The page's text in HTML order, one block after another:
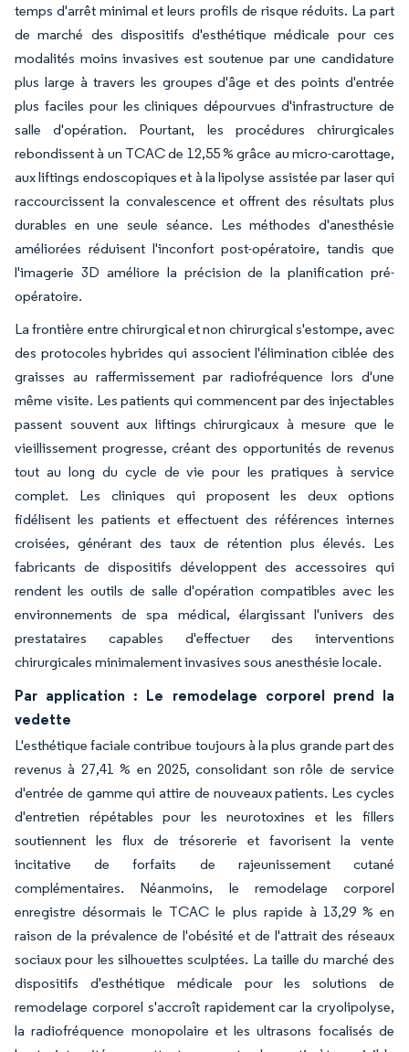
temps d'arrêt minimal et leurs profils de risque réduits. La part
de marché des dispositifs d'esthétique médicale pour ces
modalités moins invasives est soutenue par une candidature
plus large à travers les groupes d'âge et des points d'entrée
plus faciles pour les cliniques dépourvues d'infrastructure de
salle d'opération. Pourtant, les procédures chirurgicales
rebondissent à un TCAC de 12,55 % grâce au micro-carottage,
aux liftings endoscopiques et à la lipolyse assistée par laser qui
raccourcissent la convalescence et offrent des résultats plus
durables en une seule séance. Les méthodes d'anesthésie
améliorées réduisent l'inconfort post-opératoire, tandis que
l'imagerie 3D améliore la précision de la planification pré-
opératoire.
La frontière entre chirurgical et non chirurgical s'estompe, avec
des protocoles hybrides qui associent l'élimination ciblée des
graisses au raffermissement par radiofréquence lors d'une
même visite. Les patients qui commencent par des injectables
passent souvent aux liftings chirurgicaux à mesure que le
vieillissement progresse, créant des opportunités de revenus
tout au long du cycle de vie pour les pratiques à service
complet. Les cliniques qui proposent les deux options
fidélisent les patients et effectuent des références internes
croisées, générant des taux de rétention plus élevés. Les
fabricants de dispositifs développent des accessoires qui
rendent les outils de salle d'opération compatibles avec les
environnements de spa médical, élargissant l'univers des
prestataires capables d'effectuer des interventions
chirurgicales minimalement invasives sous anesthésie locale.
Par application : Le remodelage corporel prend la
vedette
L'esthétique faciale contribue toujours à la plus grande part des
revenus à 27,41 % en 2025, consolidant son rôle de service
d'entrée de gamme qui attire de nouveaux patients. Les cycles
d'entretien répétables pour les neurotoxines et les fillers
soutiennent les flux de trésorerie et favorisent la vente
incitative de forfaits de rajeunissement cutané
complémentaires. Néanmoins, le remodelage corporel
enregistre désormais le TCAC le plus rapide à 13,29 % en
raison de la prévalence de l'obésité et de l'attrait des réseaux
sociaux pour les silhouettes sculptées. La taille du marché des
dispositifs d'esthétique médicale pour les solutions de
remodelage corporel s'accroît rapidement car la cryolipolyse,
la radiofréquence monopolaire et les ultrasons focalisés de